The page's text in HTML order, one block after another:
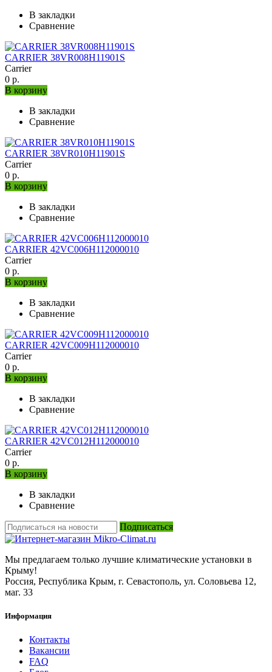
В закладки
Сравнение
CARRIER 38VR008H11901S
Carrier
0 р.
В корзину
В закладки
Сравнение
CARRIER 38VR010H11901S
Carrier
0 р.
В корзину
В закладки
Сравнение
CARRIER 42VC006H112000010
Carrier
0 р.
В корзину
В закладки
Сравнение
CARRIER 42VC009H112000010
Carrier
0 р.
В корзину
В закладки
Сравнение
CARRIER 42VC012H112000010
Carrier
0 р.
В корзину
В закладки
Сравнение
Подписаться
Мы предлагаем только лучшие климатические установки в
Крыму!
Россия, Республика Крым, г. Севастополь, ул. Соловьева 12,
маг. 33
Информация
Контакты
Вакансии
FAQ